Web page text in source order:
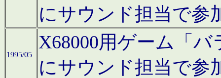
にサウンド担当で参
1995/05
X68000用ゲーム「
にサウンド担当で参